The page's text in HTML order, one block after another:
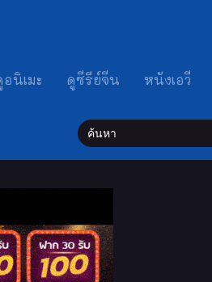
นิเมะ ดูซีรีย์จีน หนังเอวี